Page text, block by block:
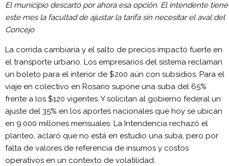
El municipio descartó por ahora esa opción. El intendente tiene
este mes la facultad de ajustar la tarifa sin necesitar el aval del
Concejo
La corrida cambiaria y el salto de precios impactó fuerte en
el transporte urbano. Los empresarios del sistema reclaman
un boleto para el interior de $200 aún con subsidios. Para el
viaje en colectivo en Rosario supone una suba del 65%
frente a los $120 vigentes. Y solicitan al gobierno federal un
ajuste del 35% en los aportes nacionales que hoy se ubican
en 9.000 millones mensuales. La Intendencia rechazó el
planteo, aclaró que no está en estudio una suba, pero por
falta de valores de referencia de insumos y costos
operativos en un contexto de volatilidad.